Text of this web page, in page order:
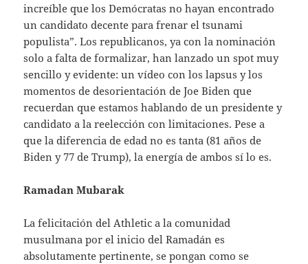
increíble que los Demócratas no hayan encontrado
un candidato decente para frenar el tsunami
populista”. Los republicanos, ya con la nominación
solo a falta de formalizar, han lanzado un spot muy
sencillo y evidente: un vídeo con los lapsus y los
momentos de desorientación de Joe Biden que
recuerdan que estamos hablando de un presidente y
candidato a la reelección con limitaciones. Pese a
que la diferencia de edad no es tanta (81 años de
Biden y 77 de Trump), la energía de ambos sí lo es.
Ramadan Mubarak
La felicitación del Athletic a la comunidad
musulmana por el inicio del Ramadán es
absolutamente pertinente, se pongan como se